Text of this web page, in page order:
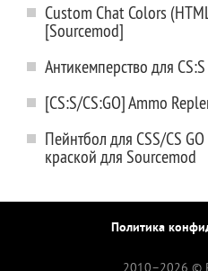
Custom Chat Colors
[Sourcemod]
Антикемперство для
[CS:S/CS:GO] Ammo
Пейнтбол для CSS/CS
краской для Sourcemod
Политика